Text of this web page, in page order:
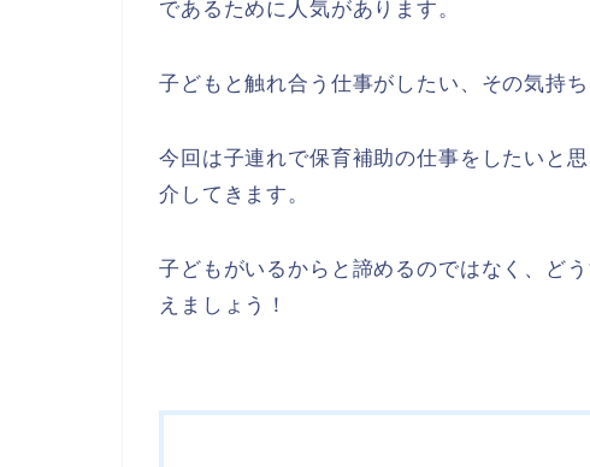
であるために人気があります。
子どもと触れ合う仕事がしたい、その気持ち
今回は子連れで保育補助の仕事をしたいと
介してきます。
子どもがいるからと諦めるのではなく、ど
えましょう！